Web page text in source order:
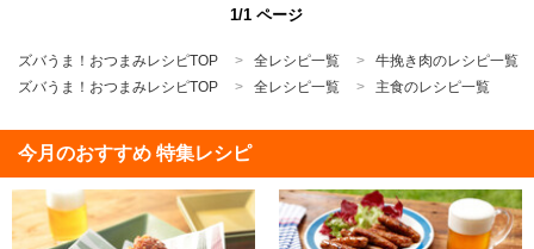
1/1 ページ
ズバうま！おつまみレシピTOP 全レシピ一覧
牛挽き肉のレシピ一覧
ズバうま！おつまみレシピTOP
全レシピ一覧 主食のレシピ一覧
今月のおすすめ 特集レシピ